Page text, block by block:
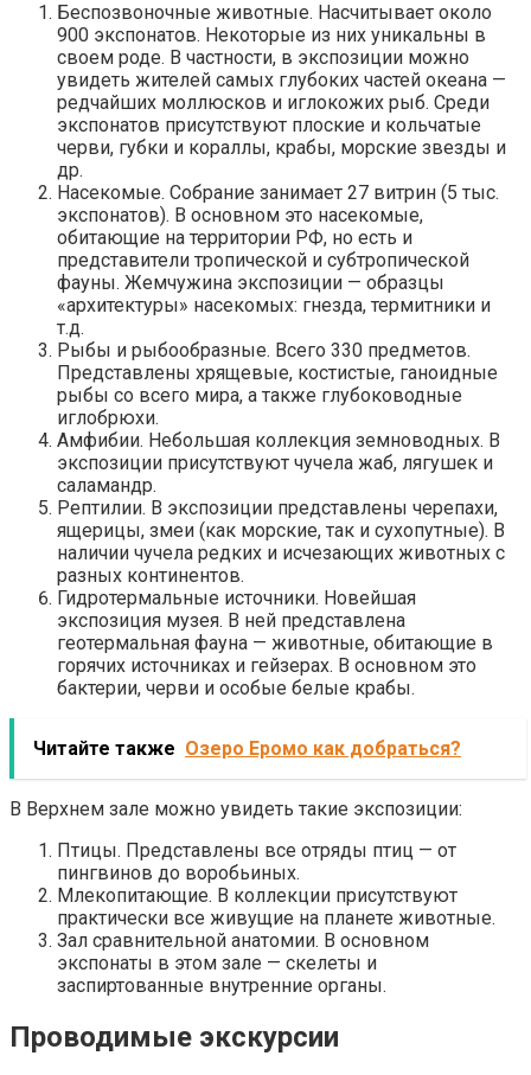
Беспозвоночные животные. Насчитывает около
900 экспонатов. Некоторые из них уникальны в
своем роде. В частности, в экспозиции можно
увидеть жителей самых глубоких частей океана —
редчайших моллюсков и иглокожих рыб. Среди
экспонатов присутствуют плоские и кольчатые
черви, губки и кораллы, крабы, морские звезды и
др.
Насекомые. Собрание занимает 27 витрин (5 тыс.
экспонатов). В основном это насекомые,
обитающие на территории РФ, но есть и
представители тропической и субтропической
фауны. Жемчужина экспозиции — образцы
«архитектуры» насекомых: гнезда, термитники и
т.д.
Рыбы и рыбообразные. Всего 330 предметов.
Представлены хрящевые, костистые, ганоидные
рыбы со всего мира, а также глубоководные
иглобрюхи.
Амфибии. Небольшая коллекция земноводных. В
экспозиции присутствуют чучела жаб, лягушек и
саламандр.
Рептилии. В экспозиции представлены черепахи,
ящерицы, змеи (как морские, так и сухопутные). В
наличии чучела редких и исчезающих животных с
разных континентов.
Гидротермальные источники. Новейшая
экспозиция музея. В ней представлена
геотермальная фауна — животные, обитающие в
горячих источниках и гейзерах. В основном это
бактерии, черви и особые белые крабы.
Читайте также Озеро Еромо как добраться?
В Верхнем зале можно увидеть такие экспозиции:
Птицы. Представлены все отряды птиц — от
пингвинов до воробьиных.
Млекопитающие. В коллекции присутствуют
практически все живущие на планете животные.
Зал сравнительной анатомии. В основном
экспонаты в этом зале — скелеты и
заспиртованные внутренние органы.
Проводимые экскурсии